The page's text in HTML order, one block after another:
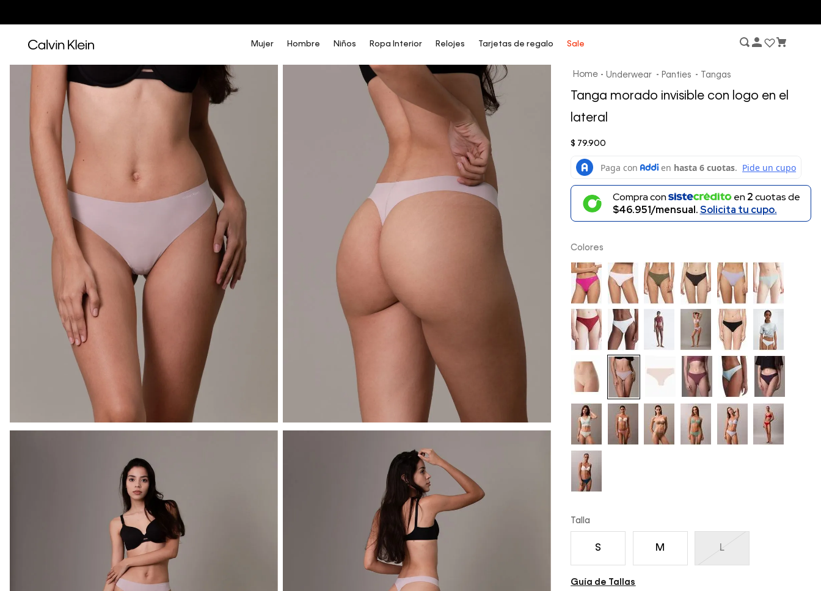
Mujer Hombre Niños Ropa Interior Relojes Tarjetas de regalo Sale
Underwear Panties Tangas
Tanga morado invisible con logo en el
lateral
$ 79.900
Compra con en 2cuotas de
$46.951/mensual.Solicita tu cupo.
Colores
Talla
S M L
Guía de Tallas